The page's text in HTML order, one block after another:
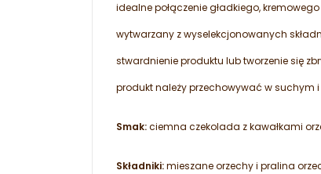
idealne połączenie gładkiego,
wytwarzany z wyselekcjonowanych
stwardnienie produktu lub tworzenie się
produkt należy przechowywać w suchym
Smak:ciemna czekolada z kawałkami
Składniki:mieszane orzechy i pralina